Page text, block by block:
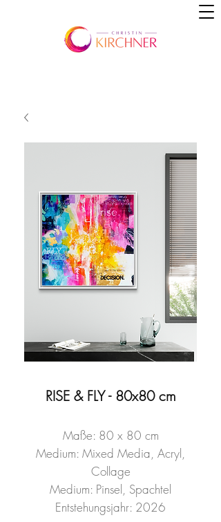
RISE & FLY - 80x80 cm
Maße: 80 x 80 cm
Medium: Mixed Media, Acryl,
Collage
Medium: Pinsel, Spachtel
Entstehungsjahr: 2026